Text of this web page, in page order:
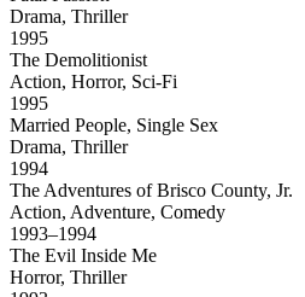
Drama, Thriller
1995
The Demolitionist
Action, Horror, Sci-Fi
1995
Married People, Single Sex
Drama, Thriller
1994
The Adventures of Brisco County, Jr.
Action, Adventure, Comedy
1993–1994
The Evil Inside Me
Horror, Thriller